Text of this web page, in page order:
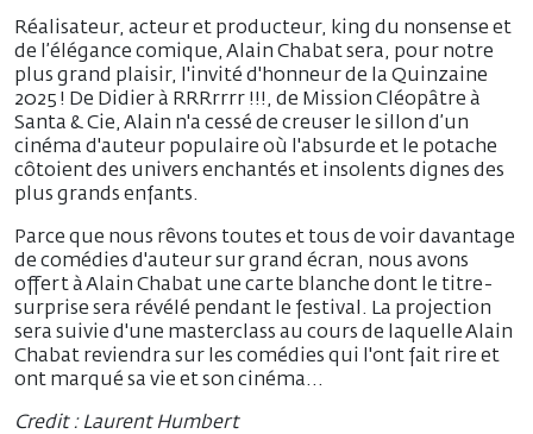
Réalisateur, acteur et producteur, king du nonsense et
de l’élégance comique, Alain Chabat sera, pour notre
plus grand plaisir, l'invité d'honneur de la Quinzaine
2025 ! De Didier à RRRrrrr !!!, de Mission Cléopâtre à
Santa & Cie, Alain n'a cessé de creuser le sillon d’un
cinéma d'auteur populaire où l'absurde et le potache
côtoient des univers enchantés et insolents dignes des
plus grands enfants.
Parce que nous rêvons toutes et tous de voir davantage
de comédies d'auteur sur grand écran, nous avons
offert à Alain Chabat une carte blanche dont le titre-
surprise sera révélé pendant le festival. La projection
sera suivie d'une masterclass au cours de laquelle Alain
Chabat reviendra sur les comédies qui l'ont fait rire et
ont marqué sa vie et son cinéma...
Credit : Laurent Humbert